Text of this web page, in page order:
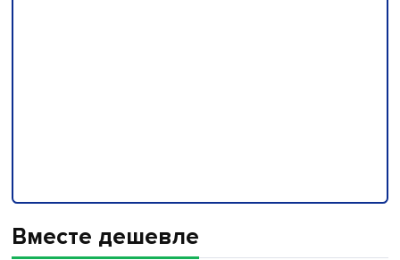
Вместе дешевле